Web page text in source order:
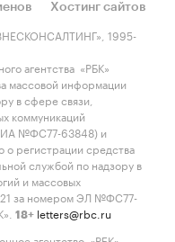
Хостинг сайтов
1995-
агентства «РБК»
массовой информации
в сфере связи,
коммуникаций
ИА №ФС77-63848) и
о регистрации средства
службой по надзору в
и массовых
за номером ЭЛ №ФС77-
18+ letters@rbc.ru